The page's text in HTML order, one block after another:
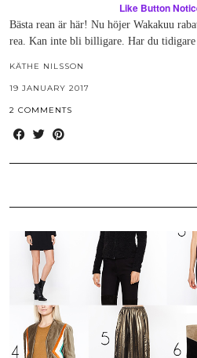
Like Button
Bästa rean är här! Nu höjer Wakakuu
rea. Kan inte bli billigare. Har du
KÄTHE NILSSON
19 JANUARY 2017
2 COMMENTS